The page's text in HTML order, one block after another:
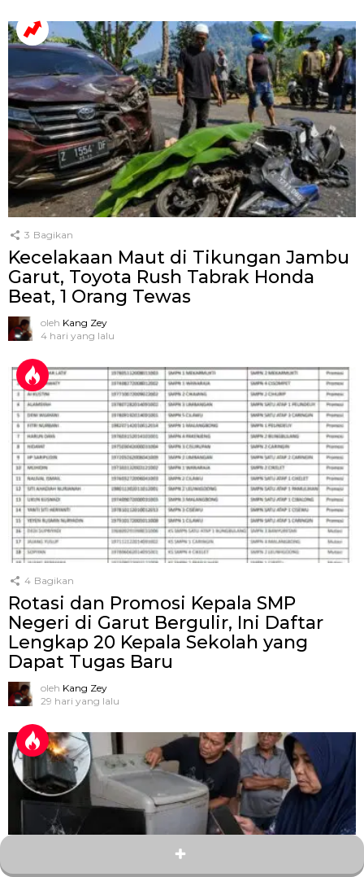
3 Bagikan
Kecelakaan Maut di Tikungan Jambu
Garut, Toyota Rush Tabrak Honda
Beat, 1 Orang Tewas
oleh Kang Zey
4 hari yang lalu
4 Bagikan
Rotasi dan Promosi Kepala SMP
Negeri di Garut Bergulir, Ini Daftar
Lengkap 20 Kepala Sekolah yang
Dapat Tugas Baru
oleh Kang Zey
29 hari yang lalu